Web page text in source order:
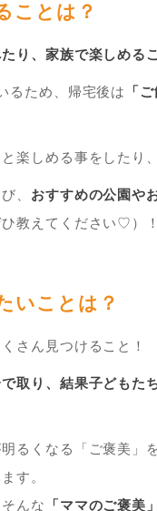
ことは？
り、家族で楽しめる
るため、帰宅後は 「
楽しめる事をしたり
、 おすすめの公園や
教えてください♡）！
いことは？
さん見つけること！
取り、結果子どもた
るくなる「ご褒美」
す。
んな
「ママのご褒美